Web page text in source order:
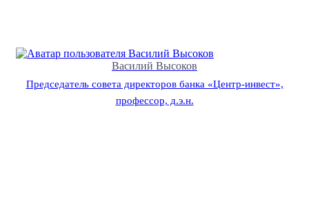
Василий Высоков
Председатель совета директоров банка «Центр-инвест»,
профессор, д.э.н.